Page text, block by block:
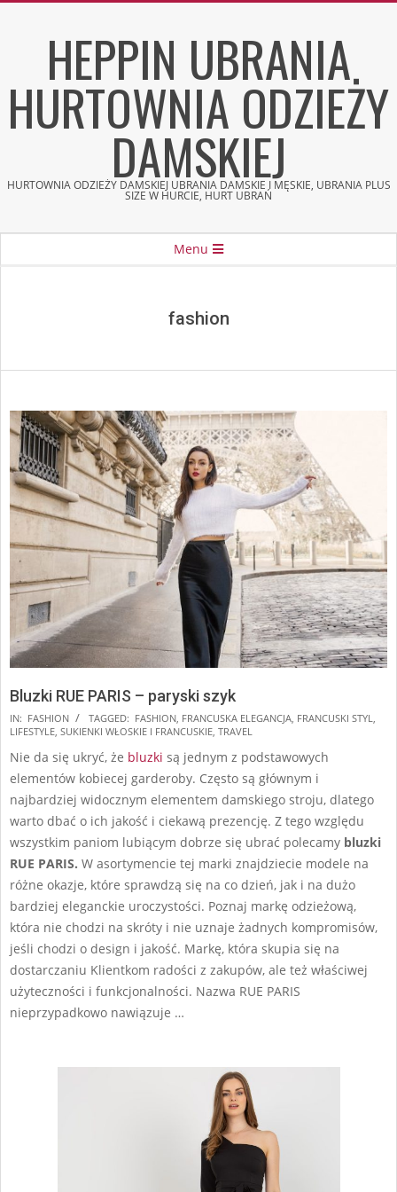
HEPPIN UBRANIA
HURTOWNIA ODZIEŻY
DAMSKIEJ
HURTOWNIA ODZIEŻY DAMSKIEJ UBRANIA DAMSKIE I MĘSKIE, UBRANIA PLUS
SIZE W HURCIE, HURT UBRAŃ
Menu
fashion
Bluzki RUE PARIS – paryski szyk
2025-
06-
17
IN: FASHION TAGGED: FASHION FRANCUSKA ELEGANCJA FRANCUSKI STYL
LIFESTYLE SUKIENKI WŁOSKIE I FRANCUSKIE TRAVEL
Nie da się ukryć, że bluzki są jednym z podstawowych
elementów kobiecej garderoby. Często są głównym i
najbardziej widocznym elementem damskiego stroju, dlatego
warto dbać o ich jakość i ciekawą prezencję. Z tego względu
wszystkim paniom lubiącym dobrze się ubrać polecamy bluzki
RUE PARIS. W asortymencie tej marki znajdziecie modele na
różne okazje, które sprawdzą się na co dzień, jak i na dużo
bardziej eleganckie uroczystości. Poznaj markę odzieżową,
która nie chodzi na skróty i nie uznaje żadnych kompromisów,
jeśli chodzi o design i jakość. Markę, która skupia się na
dostarczaniu Klientkom radości z zakupów, ale też właściwej
użyteczności i funkcjonalności. Nazwa RUE PARIS
nieprzypadkowo nawiązuje …